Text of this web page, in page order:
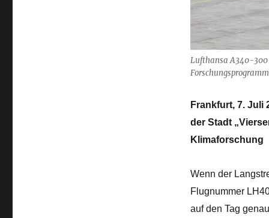
Lufthansa A340-300
Frankfurt, 7. Juli
der Stadt
Klimaforschung
Wenn der
Flugnummer
auf den Tag